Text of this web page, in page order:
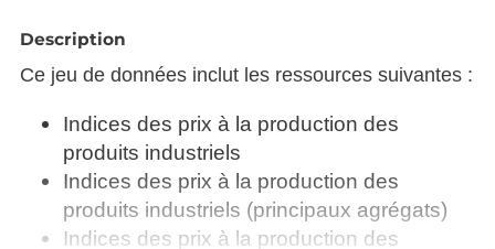
Description
Ce jeu de données inclut les ressources suivantes :
Indices des prix à la production des
produits industriels
Indices des prix à la production des
produits industriels (principaux agrégats)
Indices des prix à la production des